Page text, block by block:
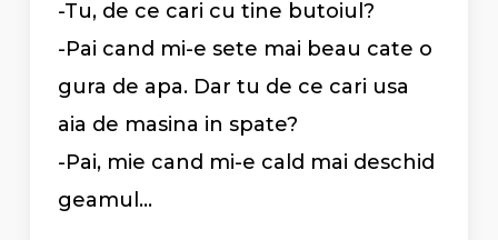
-Tu, de ce cari cu tine butoiul?
-Pai cand mi-e sete mai beau cate o
gura de apa. Dar tu de ce cari usa
aia de masina in spate?
-Pai, mie cand mi-e cald mai deschid
geamul...